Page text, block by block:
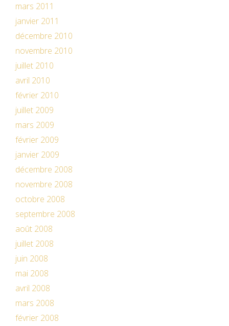
mars 2011
janvier 2011
décembre 2010
novembre 2010
juillet 2010
avril 2010
février 2010
juillet 2009
mars 2009
février 2009
janvier 2009
décembre 2008
novembre 2008
octobre 2008
septembre 2008
août 2008
juillet 2008
juin 2008
mai 2008
avril 2008
mars 2008
février 2008